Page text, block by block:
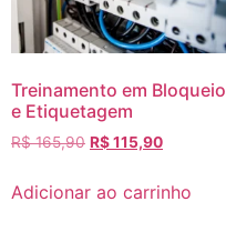
Treinamento em Bloqueio
e Etiquetagem
R$165,90 R$115,90
Adicionar ao carrinho